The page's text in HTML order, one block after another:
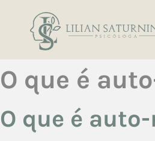
O que é
O que é